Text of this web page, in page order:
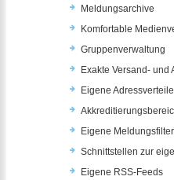
Meldungsarchive
Komfortable
Gruppenverwaltung
Exakte Versand- und
Eigene
Eigene Meldungsfilter
Schnittstellen zur
Eigene RSS-Feeds